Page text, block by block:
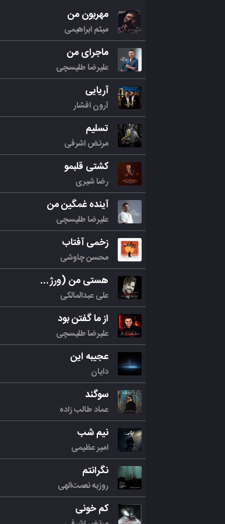
مهربون من
میثم ابراهیمی
ماجرای من
علیرضا طلیسچی
آریایی
آرون افشار
تسلیم
مرتض اشرفی
کشتی قلبمو
رضا شیری
آینده غمگین من
علیرضا طلیسچی
زخمی آفتاب
محسن چاوشی
هستی من (ورژن جدید)
علی عبدالمالکی
از ما گفتن بود
علیرضا طلیسچی
عجیبه این
دایان
سوگند
عماد طالب زاده
نیم شب
امیر عظیمی
نگرانتم
روزبه نعمت‌الهی
کم خونی